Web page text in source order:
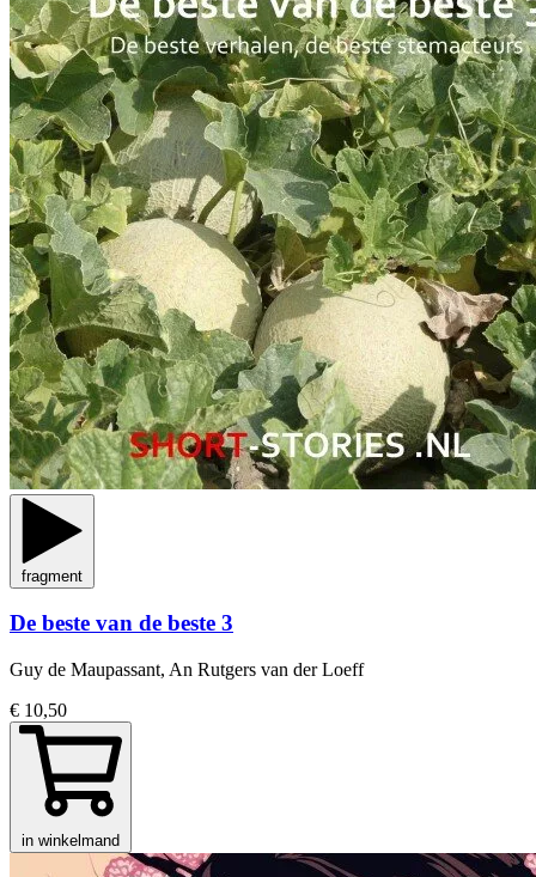
fragment
De beste van de beste 3
Guy de Maupassant, An Rutgers van der Loeff
€ 10,50
in winkelmand